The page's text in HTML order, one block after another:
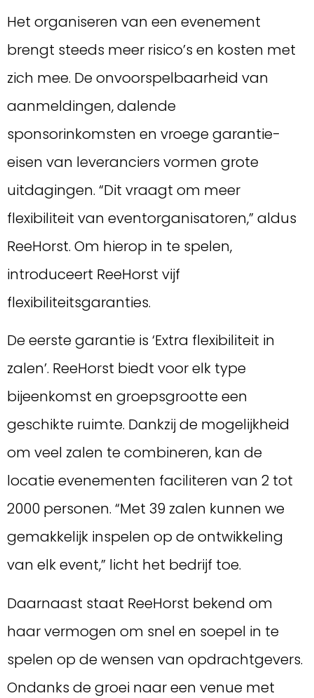
Het organiseren van een evenement
brengt steeds meer risico’s en kosten met
zich mee. De onvoorspelbaarheid van
aanmeldingen, dalende
sponsorinkomsten en vroege garantie-
eisen van leveranciers vormen grote
uitdagingen. “Dit vraagt om meer
flexibiliteit van eventorganisatoren,” aldus
ReeHorst. Om hierop in te spelen,
introduceert ReeHorst vijf
flexibiliteitsgaranties.
De eerste garantie is ‘Extra flexibiliteit in
zalen’. ReeHorst biedt voor elk type
bijeenkomst en groepsgrootte een
geschikte ruimte. Dankzij de mogelijkheid
om veel zalen te combineren, kan de
locatie evenementen faciliteren van 2 tot
2000 personen. “Met 39 zalen kunnen we
gemakkelijk inspelen op de ontwikkeling
van elk event,” licht het bedrijf toe.
Daarnaast staat ReeHorst bekend om
haar vermogen om snel en soepel in te
spelen op de wensen van opdrachtgevers.
Ondanks de groei naar een venue met